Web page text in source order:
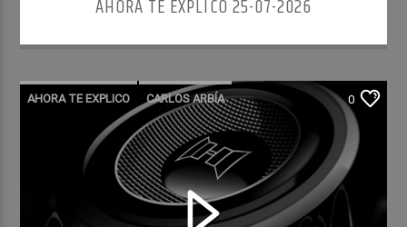
AHORA TE EXPLICO 25-07-2026
AHORA TE EXPLICO CARLOS ARBÍA 0